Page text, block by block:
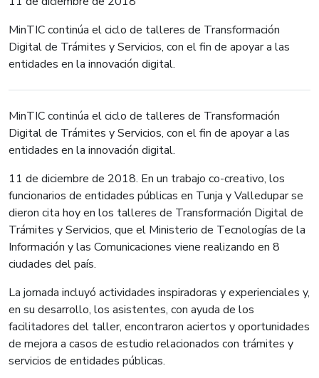
MinTIC continúa el ciclo de talleres de Transformación
Digital de Trámites y Servicios, con el fin de apoyar a las
entidades en la innovación digital.
MinTIC continúa el ciclo de talleres de Transformación
Digital de Trámites y Servicios, con el fin de apoyar a las
entidades en la innovación digital.
11 de diciembre de 2018. En un trabajo co-creativo, los
funcionarios de entidades públicas en Tunja y Valledupar se
dieron cita hoy en los talleres de Transformación Digital de
Trámites y Servicios, que el Ministerio de Tecnologías de la
Información y las Comunicaciones viene realizando en 8
ciudades del país.
La jornada incluyó actividades inspiradoras y experienciales y,
en su desarrollo, los asistentes, con ayuda de los
facilitadores del taller, encontraron aciertos y oportunidades
de mejora a casos de estudio relacionados con trámites y
servicios de entidades públicas.